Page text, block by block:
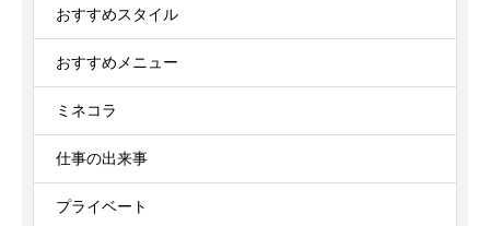
おすすめスタイル
おすすめメニュー
ミネコラ
仕事の出来事
プライベート